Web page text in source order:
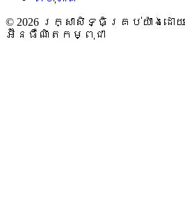
© 2026 រក្សាសិទ្ធិគ្រប់យ៉ាងដោ
អ៊ីនធឺណិតកម្ពុជា